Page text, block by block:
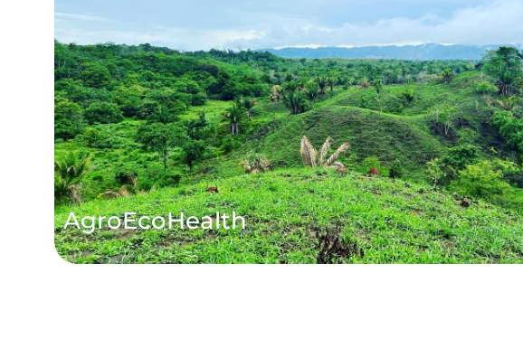
AgroEcoHealth